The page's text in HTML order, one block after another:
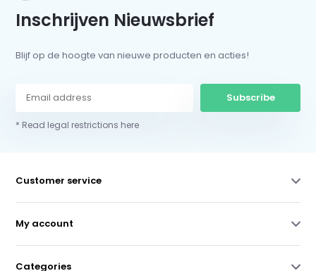
Inschrijven Nieuwsbrief
Blijf op de hoogte van nieuwe producten en acties!
Subscribe
* Read legal restrictions here
Customer service
My account
Categories